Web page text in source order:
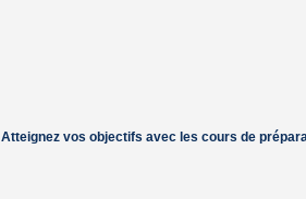
Atteignez vos objectifs avec les cours de